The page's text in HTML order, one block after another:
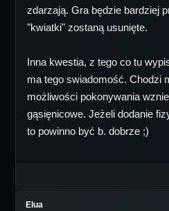
zdarzają. Gra będzie bardziej
"kwiatki" zostaną usunięte.
Inna kwestia, z tego co tu
ma tego swiadomość. Chodzi
możliwości pokonywania
gąsięnicowe. Jeżeli dodanie
to powinno być b. dobrze ;)
Elua